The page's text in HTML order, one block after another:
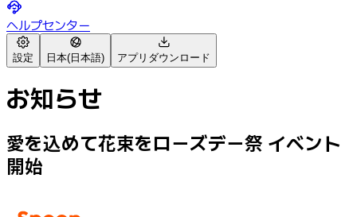
ヘルプセンター
設定 日本(日本語) アプリダウンロード
お知らせ
愛を込めて花束をローズデー祭 イベント
開始